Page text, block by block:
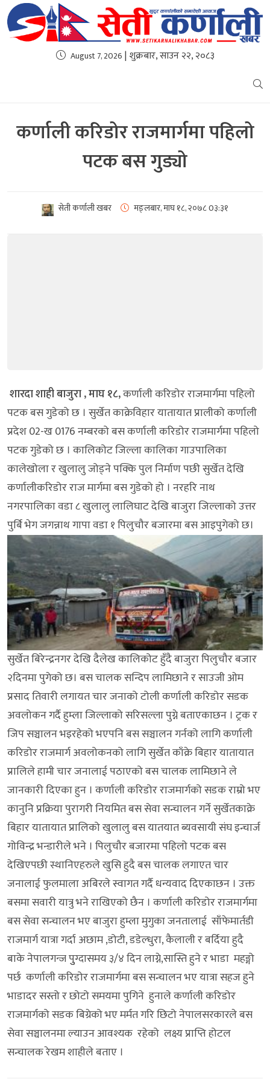
August 7, 2026 | शुक्रबार, साउन २२, २०८३
कर्णाली करिडोर राजमार्गमा पहिलो
पटक बस गुड्यो
सेती कर्णाली खबर मङ्लबार, माघ १८, २०७८0३:३१
शारदा शाही बाजुरा , माघ १८,कर्णाली करिडोर राजमार्गमा पहिलो
पटक बस गुडेको छ । सुर्खेत काक्रेविहार यातायात प्रालीको कर्णाली
प्रदेश 02-ख 0176 नम्बरको बस कर्णाली करिडोर राजमार्गमा पहिलो
पटक गुडेको छ । कालिकोट जिल्ला कालिका गाउपालिका
कालेखोला र खुलालु जोड्ने पक्कि पुल निर्माण पछी सुर्खेत देखि
कर्णालीकरिडोर राज मार्गमा बस गुडेको हो । नरहरि नाथ
नगरपालिका वडा ८ खुलालु लालिघाट देखि बाजुरा जिल्लाको उत्तर
पुर्बि भेग जगन्नाथ गापा वडा १ पिलुचौर बजारमा बस आइपुगेको छ।
सुर्खेत बिरेन्द्रनगर देखि दैलेख कालिकोट हुँदै बाजुरा पिलुचौर बजार
२दिनमा पुगेको छ। बस चालक सन्दिप लामिछाने र साउजी ओम
प्रसाद तिवारी लगायत चार जनाको टोली कर्णाली करिडोर सडक
अवलोकन गर्दै हुम्ला जिल्लाको सरिसल्ला पुग्ने बताएकाछन । ट्रक र
जिप सञ्चालन भइरहेको भएपनि बस सञ्चालन गर्नको लागि कर्णाली
करिडोर राजमार्ग अवलोकनको लागि सुर्खेत काँक्रे बिहार यातायात
प्रालिले हामी चार जनालाई पठाएको बस चालक लामिछाने ले
जानकारी दिएका हुन । कर्णाली करिडोर राजमार्गको सडक राम्रो भए
कानुनि प्रक्रिया पुरागरी नियमित बस सेवा सन्चालन गर्ने सुर्खेतकाक्रे
बिहार यातायात प्रालिको खुलालु बस यातयात ब्यवसायी संघ इन्चार्ज
गोविन्द्र भन्डारीले भने । पिलुचौर बजारमा पहिलो पटक बस
देखिएपछी स्थानिएहरुले खुसि हुदै बस चालक लगाएत चार
जनालाई फुलमाला अबिरले स्वागत गर्दै धन्यवाद दिएकाछन । उक्त
बसमा सवारी यात्रु भने राखिएको छैन । कर्णाली करिडोर राजमार्गमा
बस सेवा सन्चालन भए बाजुरा हुम्ला मुगुका जनतालाई साँफेमार्तडी
राजमार्ग यात्रा गर्दा अछाम ,डोटी, डडेल्धुरा, कैलाली र बर्दिया हुदै
बाके नेपालगन्ज पुुग्दासमय ३/४ दिन लाग्ने,सास्ति हुने र भाडा महङ्गो
पर्छ कर्णाली करिडोर राजमार्गमा बस सन्चालन भए यात्रा सहज हुने
भाडादर सस्तो र छोटो समयमा पुगिने हुनाले कर्णाली करिडोर
राजमार्गको सडक बिग्रेको भए मर्मत गरि छिटो नेपालसरकारले बस
सेवा सञ्चालनमा ल्याउन आवश्यक रहेको लक्ष्य प्राप्ति होटल
सन्चालक रेखम शाहीले बताए ।